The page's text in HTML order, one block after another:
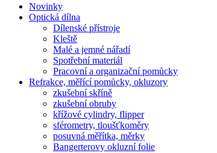
Novinky
Optická dílna
Dílenské přístroje
Kleště
Malé a jemné nářadí
Spotřební materiál
Pracovní a organizační pomůcky
Refrakce, měřící pomůcky, okluzory
zkušební skříně
zkušební obruby
křížové cylindry, flipper
sférometry, tloušťkoměry
posuvná měřítka, měrky
Bangerterovy okluzní folie